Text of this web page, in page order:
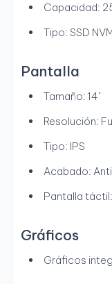
Capacidad:
Tipo: SSD
Pantalla
Tamaño: 14"
Resolución:
Tipo: IPS
Acabado:
Pantalla
Gráficos
Gráficos